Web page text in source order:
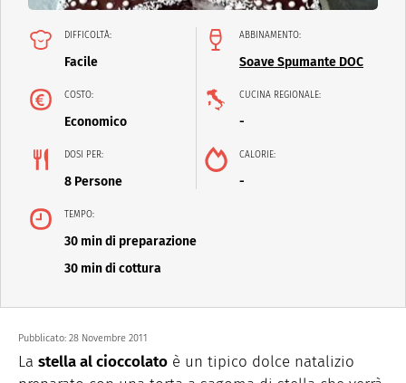
DIFFICOLTÀ:
Facile
ABBINAMENTO:
Soave Spumante DOC
COSTO:
Economico
CUCINA REGIONALE:
-
DOSI PER:
8 Persone
CALORIE:
-
TEMPO:
30 min di preparazione
30 min di cottura
Pubblicato: 28 Novembre 2011
La stella al cioccolato è un tipico dolce natalizio